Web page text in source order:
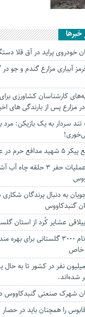
خبرها
خودروی پراید در آق قلا
آبیاری مزارع گندم و جو
کارشناسان کشاورزی
مزارع پس از بارندگی های
سردار به یک بازیکن: مرد
حرم در علی آباد کتول
آغاز عملیات حفر ۳ حلقه
به دنبال پرندگان
گنبدکاووس
عشایر کُرد از استان
ثبت نام ۳۰۰۰ گلستانی برای
خاص
۳۵ میلیون نفر در کشور تا به حال
شده‌اند.
شهرک صنعتی گنبدکاووس
را همچنان باید در